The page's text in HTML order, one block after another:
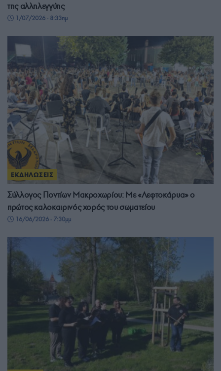
της αλληλεγγύης
1/07/2026 - 8:33πμ
ΕΚΔΗΛΩΣΕΙΣ
Σύλλογος Ποντίων Μακροχωρίου: Με «Λεφτοκάρυα» ο
πρώτος καλοκαιρινός χορός του σωματείου
16/06/2026 - 7:30μμ